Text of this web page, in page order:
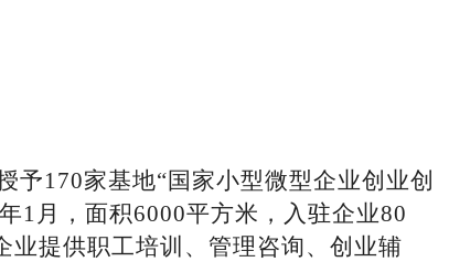
予170家基地“国家小型微型企业创业创
1月，面积6000平方米，入驻企业80
业提供职工培训、管理咨询、创业辅